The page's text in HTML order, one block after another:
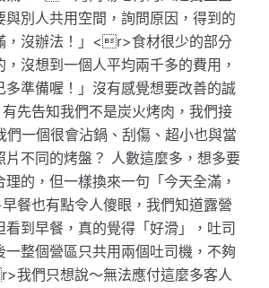
與別人共用空間，詢問原因，得到的
，沒辦法！」<r>食材很少的部分
沒想到一個人平均兩千多的費用，
多準備喔！」沒有感覺想要改善的誠
先告知我們不是炭火烤肉，我們接
們一個很會沾鍋、刮傷、超小也與當
片不同的烤盤？ 人數這麼多，想多要
的，但一樣換來一句「今天全滿，
餐也有點令人傻眼，我們知道露營
看到早餐，真的覺得「好滑」，吐司
一整個營區只共用兩個吐司機，不夠
我們只想說～無法應付這麼多客人